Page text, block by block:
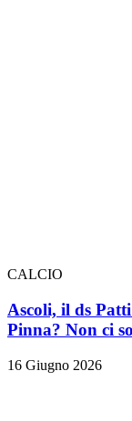
CALCIO
Ascoli, il ds
Pinna? Non ci
16 Giugno 2026